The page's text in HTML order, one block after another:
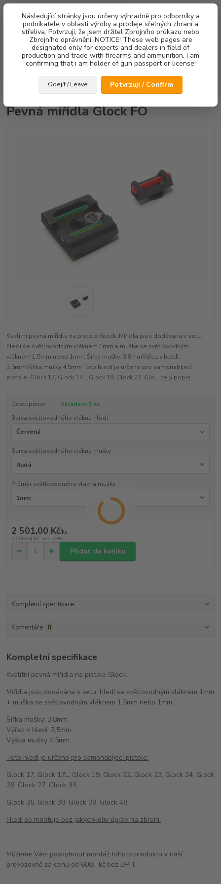
Následující stránky jsou určeny výhradně pro odborníky a
podnikatele v oblasti výroby a prodeje sřelných zbraní a
střeliva. Potvrzuji, že jsem držitel Zbrojního průkazu nebo
Zbrojního oprávnění. NOTICE! These web pages are
designated only for experts and dealers in field of
production and trade with firearms and ammunition. I am
confirming that i am holder of gun passport or license!
Odejít / Leave Potvrzuji / Confirm
Menu
Hledat
za0,00 Kč
Pevná mířidla Glock FO
Pevná mířidla Glock FO
Kvalitní pevná mířidla na pistole Glock. Mířidla jsou dodávána v setu:
hledí se světlovodným vláknem 1mm + muška se světlovodným
vláknem 1,5mm nebo 1mm. Šířka mušky: 3,8mmVýřez v hledí:
3,5mmVýška mušky 4,5mm Toto hledí je určeno pro samonabíjecí
pistole: Glock 17, Glock 17L, Glock 19, Glock 22, Glo... celý popis
Dostupnost
Skladem 5 ks
Barva světlovodného vlákna hledí
Barva světlovodného vlákna mušky
Průměr světlovodného vlákna mušky
2 501,00 Kč/ks
2 066,94 Kč bez DPH
Přidat do košíku
Kompletní specifikace
Komentáře 0
Kompletní specifikace
Kvalitní pevná mířidla na pistole Glock.
Mířidla jsou dodávána v setu: hledí se světlovodným vláknem 1mm
+ muška se světlovodným vláknem 1,5mm nebo 1mm.
Šířka mušky: 3,8mm
Výřez v hledí: 3,5mm
Výška mušky 4,5mm
Toto hledí je určeno pro samonabíjecí pistole:
Glock 17, Glock 17L, Glock 19, Glock 22, Glock 23, Glock 24, Glock
26, Glock 27, Glock 33,
Glock 35, Glock 38, Glock 39, Glock 48.
Hledí se montuje bez jakýchkoliv úprav na zbrani.
Můžeme Vám poskytnout montáž tohoto produktu v naší
provozovně za cenu od 600,- kč bez DPH.